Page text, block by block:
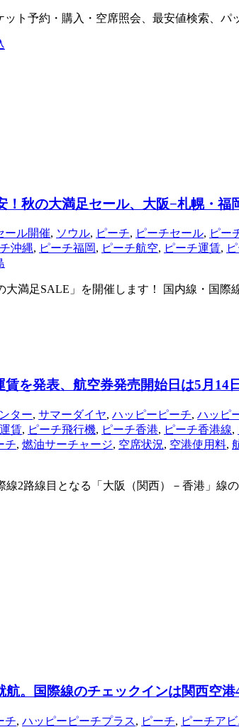
ト予約・購入・空席照会、最安値検索、パ
秋の大満足セール、大阪−札幌・福
ール開催, ソウル, ピーチ, ピーチセール, ピー
沖縄, ピーチ福岡, ピーチ航空, ピーチ運賃,
満足SALE」を開催します！ 国内線・国
賃を発表、航空券発売開始日は5月
ター, サマーダイヤ, ハッピーピーチ, ハッピ
賃, ピーチ飛行機, ピーチ香港, ピーチ香港線,
チ, 燃油サーチャージ, 空席状況, 空港使用料,
2路線目となる「大阪（関西）－香港」線
航。国際線のチェックインは関西空
チ, ハッピーピーチプラス, ピーチ, ピーチア